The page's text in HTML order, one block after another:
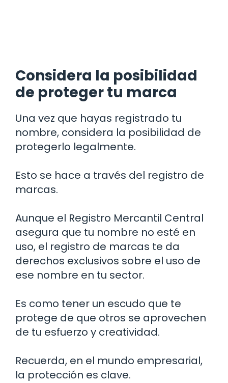
Considera la posibilidad
de proteger tu marca
Una vez que hayas registrado tu
nombre, considera la posibilidad de
protegerlo legalmente.
Esto se hace a través del registro de
marcas.
Aunque el Registro Mercantil Central
asegura que tu nombre no esté en
uso, el registro de marcas te da
derechos exclusivos sobre el uso de
ese nombre en tu sector.
Es como tener un escudo que te
protege de que otros se aprovechen
de tu esfuerzo y creatividad.
Recuerda, en el mundo empresarial,
la protección es clave.